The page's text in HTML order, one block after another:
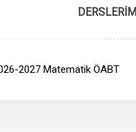
DERSLERİM
2027 Matematik ÖABT